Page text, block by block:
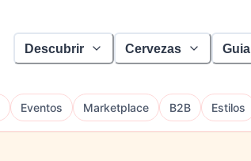
Descubrir Cervezas Guia
Eventos Marketplace B2B Estilos